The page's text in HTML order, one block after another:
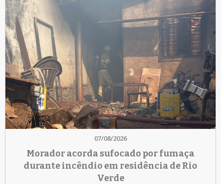
07/08/2026
Morador acorda sufocado por fumaça
durante incêndio em residência de Rio
Verde